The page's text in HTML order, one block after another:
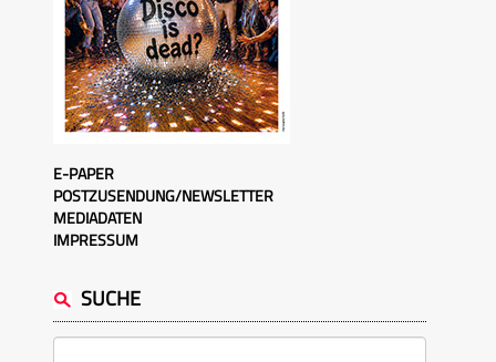
E-PAPER
POSTZUSENDUNG/NEWSLETTER
MEDIADATEN
IMPRESSUM
SUCHE